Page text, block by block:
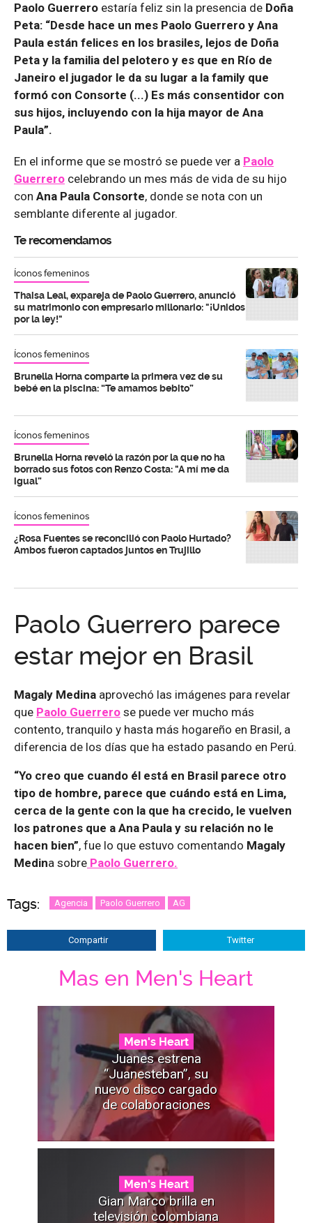
Paolo Guerrero estaría feliz sin la presencia de Doña
Peta: “Desde hace un mes Paolo Guerrero y Ana
Paula están felices en los brasiles, lejos de Doña
Peta y la familia del pelotero y es que en Río de
Janeiro el jugador le da su lugar a la family que
formó con Consorte (...) Es más consentidor con
sus hijos, incluyendo con la hija mayor de Ana
Paula”.
En el informe que se mostró se puede ver a Paolo
Guerrero celebrando un mes más de vida de su hijo
con Ana Paula Consorte, donde se nota con un
semblante diferente al jugador.
Te recomendamos
Íconos femeninos
Thaisa Leal, expareja de Paolo Guerrero, anunció
su matrimonio con empresario millonario: "¡Unidos
por la ley!"
Íconos femeninos
Brunella Horna comparte la primera vez de su
bebé en la piscina: “Te amamos bebito”
Íconos femeninos
Brunella Horna reveló la razón por la que no ha
borrado sus fotos con Renzo Costa: "A mí me da
igual”
Íconos femeninos
¿Rosa Fuentes se reconcilió con Paolo Hurtado?
Ambos fueron captados juntos en Trujillo
Paolo Guerrero parece
estar mejor en Brasil
Magaly Medina aprovechó las imágenes para revelar
que Paolo Guerrero se puede ver mucho más
contento, tranquilo y hasta más hogareño en Brasil, a
diferencia de los días que ha estado pasando en Perú.
“Yo creo que cuando él está en Brasil parece otro
tipo de hombre, parece que cuándo está en Lima,
cerca de la gente con la que ha crecido, le vuelven
los patrones que a Ana Paula y su relación no le
hacen bien”, fue lo que estuvo comentando Magaly
Medina sobre Paolo Guerrero.
Tags: Agencia Paolo Guerrero AG
Compartir Twitter
Mas en Men's Heart
Men's Heart
Juanes estrena
“Juanesteban”, su
nuevo disco cargado
de colaboraciones
Men's Heart
Gian Marco brilla en
televisión colombiana